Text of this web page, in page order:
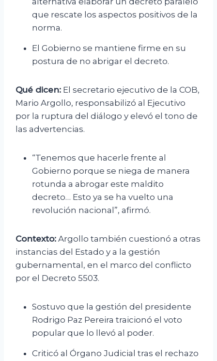
que rescate los aspectos positivos de la
norma.
El Gobierno se mantiene firme en su
postura de no abrigar el decreto.
Qué dicen: El secretario ejecutivo de la COB,
Mario Argollo, responsabilizó al Ejecutivo
por la ruptura del diálogo y elevó el tono de
las advertencias.
“Tenemos que hacerle frente al
Gobierno porque se niega de manera
rotunda a abrogar este maldito
decreto… Esto ya se ha vuelto una
revolución nacional”, afirmó.
Contexto: Argollo también cuestionó a otras
instancias del Estado y a la gestión
gubernamental, en el marco del conflicto
por el Decreto 5503.
Sostuvo que la gestión del presidente
Rodrigo Paz Pereira traicionó el voto
popular que lo llevó al poder.
Criticó al Órgano Judicial tras el rechazo